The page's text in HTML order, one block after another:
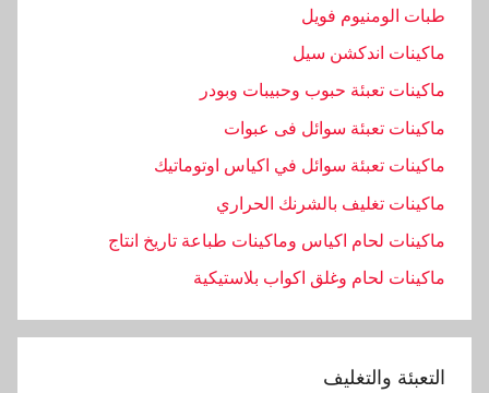
طبات الومنيوم فويل
ماكينات اندكشن سيل
ماكينات تعبئة حبوب وحبيبات وبودر
ماكينات تعبئة سوائل فى عبوات
ماكينات تعبئة سوائل في اكياس اوتوماتيك
ماكينات تغليف بالشرنك الحراري
ماكينات لحام اكياس وماكينات طباعة تاريخ انتاج
ماكينات لحام وغلق اكواب بلاستيكية
التعبئة والتغليف